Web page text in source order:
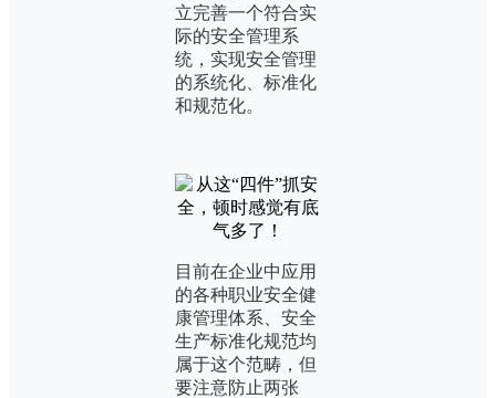
立完善一个符合实
际的安全管理系
统，实现安全管理
的系统化、标准化
和规范化。
目前在企业中应用
的各种职业安全健
康管理体系、安全
生产标准化规范均
属于这个范畴，但
要注意防止两张